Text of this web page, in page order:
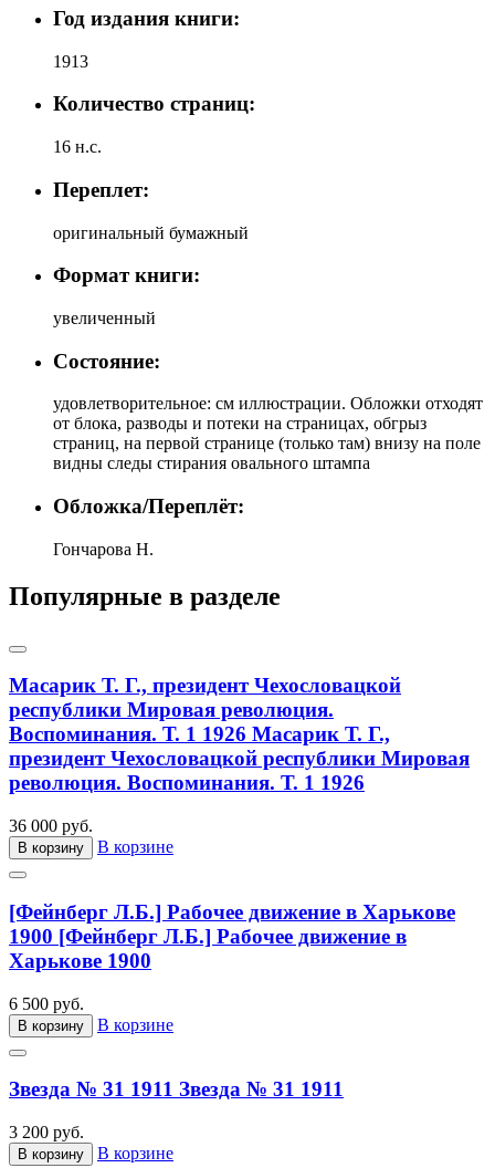
Год издания книги:
1913
Количество страниц:
16 н.с.
Переплет:
оригинальный бумажный
Формат книги:
увеличенный
Состояние:
удовлетворительное: см иллюстрации. Обложки отходят
от блока, разводы и потеки на страницах, обгрыз
страниц, на первой странице (только там) внизу на поле
видны следы стирания овального штампа
Обложка/Переплёт:
Гончарова Н.
Популярные в разделе
Масарик Т. Г., президент Чехословацкой
республики Мировая революция.
Воспоминания. Т. 1 1926 Масарик Т. Г.,
президент Чехословацкой республики Мировая
революция. Воспоминания. Т. 1 1926
36 000 руб.
В корзину В корзине
[Фейнберг Л.Б.] Рабочее движение в Харькове
1900 [Фейнберг Л.Б.] Рабочее движение в
Харькове 1900
6 500 руб.
В корзину В корзине
Звезда № 31 1911 Звезда № 31 1911
3 200 руб.
В корзину В корзине